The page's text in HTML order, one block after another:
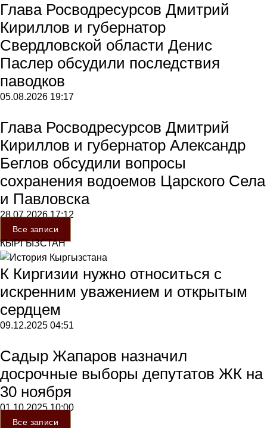
Глава Росводресурсов Дмитрий
Кириллов и губернатор
Свердловской области Денис
Паслер обсудили последствия
паводков
05.08.2026 19:17
Глава Росводресурсов Дмитрий
Кириллов и губернатор Александр
Беглов обсудили вопросы
сохранения водоемов Царского Села
и Павловска
28.07.202617:12
Все записи
КЫРГЫЗСТАН
К Киргизии нужно относиться с
искренним уважением и открытым
сердцем
09.12.2025 04:51
Садыр Жапаров назначил
досрочные выборы депутатов ЖК на
30 ноября
01.10.202510:00
Все записи